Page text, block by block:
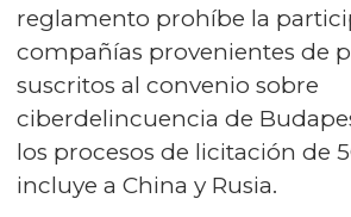
reglamento prohíbe la
compañías provenientes de
suscritos al convenio sobre
ciberdelincuencia de
los procesos de licitación de
incluye a China y Rusia.